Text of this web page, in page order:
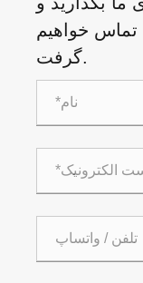
شما تماس خواهیم
گرفت.